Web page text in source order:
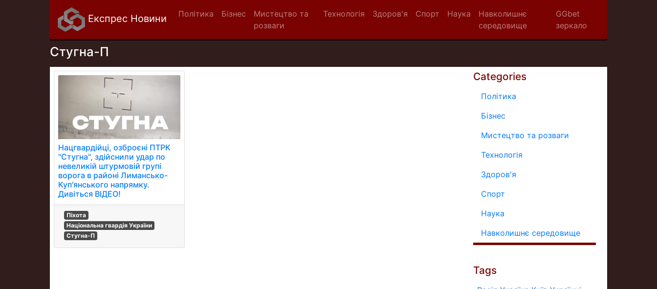
Експрес Новини Політика Бізнес
Мистецтво та
розваги
Технологія Здоров'я Спорт Наука
Навколишнє
середовище
GGbet
зеркало
Стугна-П
Нацгвардійці, озброєні ПТРК
"Стугна", здійснили удар по
невеликій штурмовій групі
ворога в районі Лимансько-
Куп'янського напрямку.
Дивіться ВIДЕО!
Піхота
Національна гвардія України
Стугна-П
Categories
Політика
Бізнес
Мистецтво та розваги
Технологія
Здоров'я
Спорт
Наука
Навколишнє середовище
Tags